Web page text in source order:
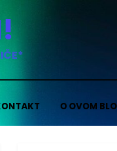
O OVOM